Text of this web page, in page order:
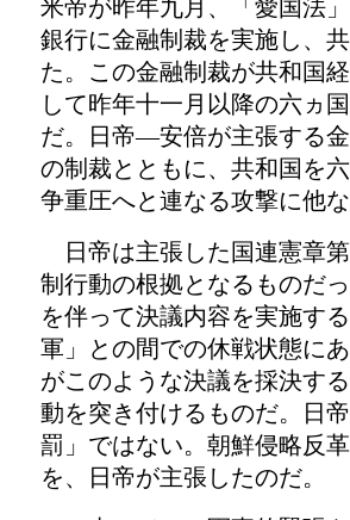
米帝が昨年九月、「愛国法
銀行に金融制裁を実施し、
た。この金融制裁が共和国
して昨年十一月以降の六ヵ
だ。日帝―安倍が主張する
の制裁とともに、共和国を
争重圧へと連なる攻撃に他
日帝は主張した国連憲章
制行動の根拠となるものだ
を伴って決議内容を実施す
軍」との間での休戦状態に
がこのような決議を採決す
動を突き付けるものだ。日
罰」ではない。朝鮮侵略反
を、日帝が主張したのだ。